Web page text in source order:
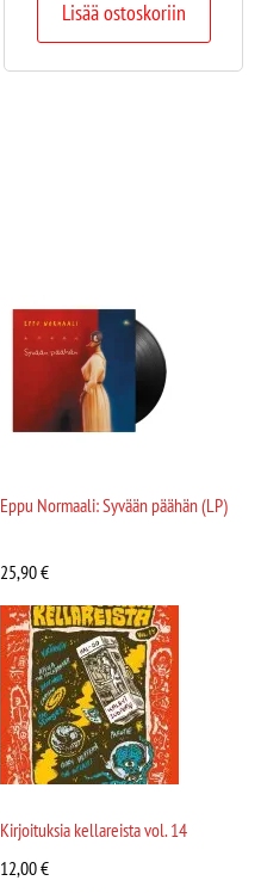
Lisää ostoskoriin
Eppu Normaali: Syvään päähän (LP)
25,90€
Kirjoituksia kellareista vol. 14
12,00€